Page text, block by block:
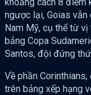
ngược lại, Goias vẫn
Nam Mỹ, cụ thể từ
bảng Copa
Santos, đội đứng
Về phần
trên bảng xếp hạng